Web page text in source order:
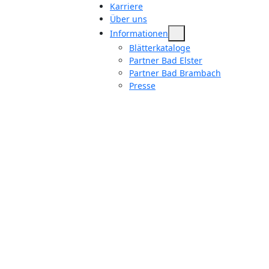
Karriere
Über uns
Informationen
Blätterkataloge
Partner Bad Elster
Partner Bad Brambach
Presse